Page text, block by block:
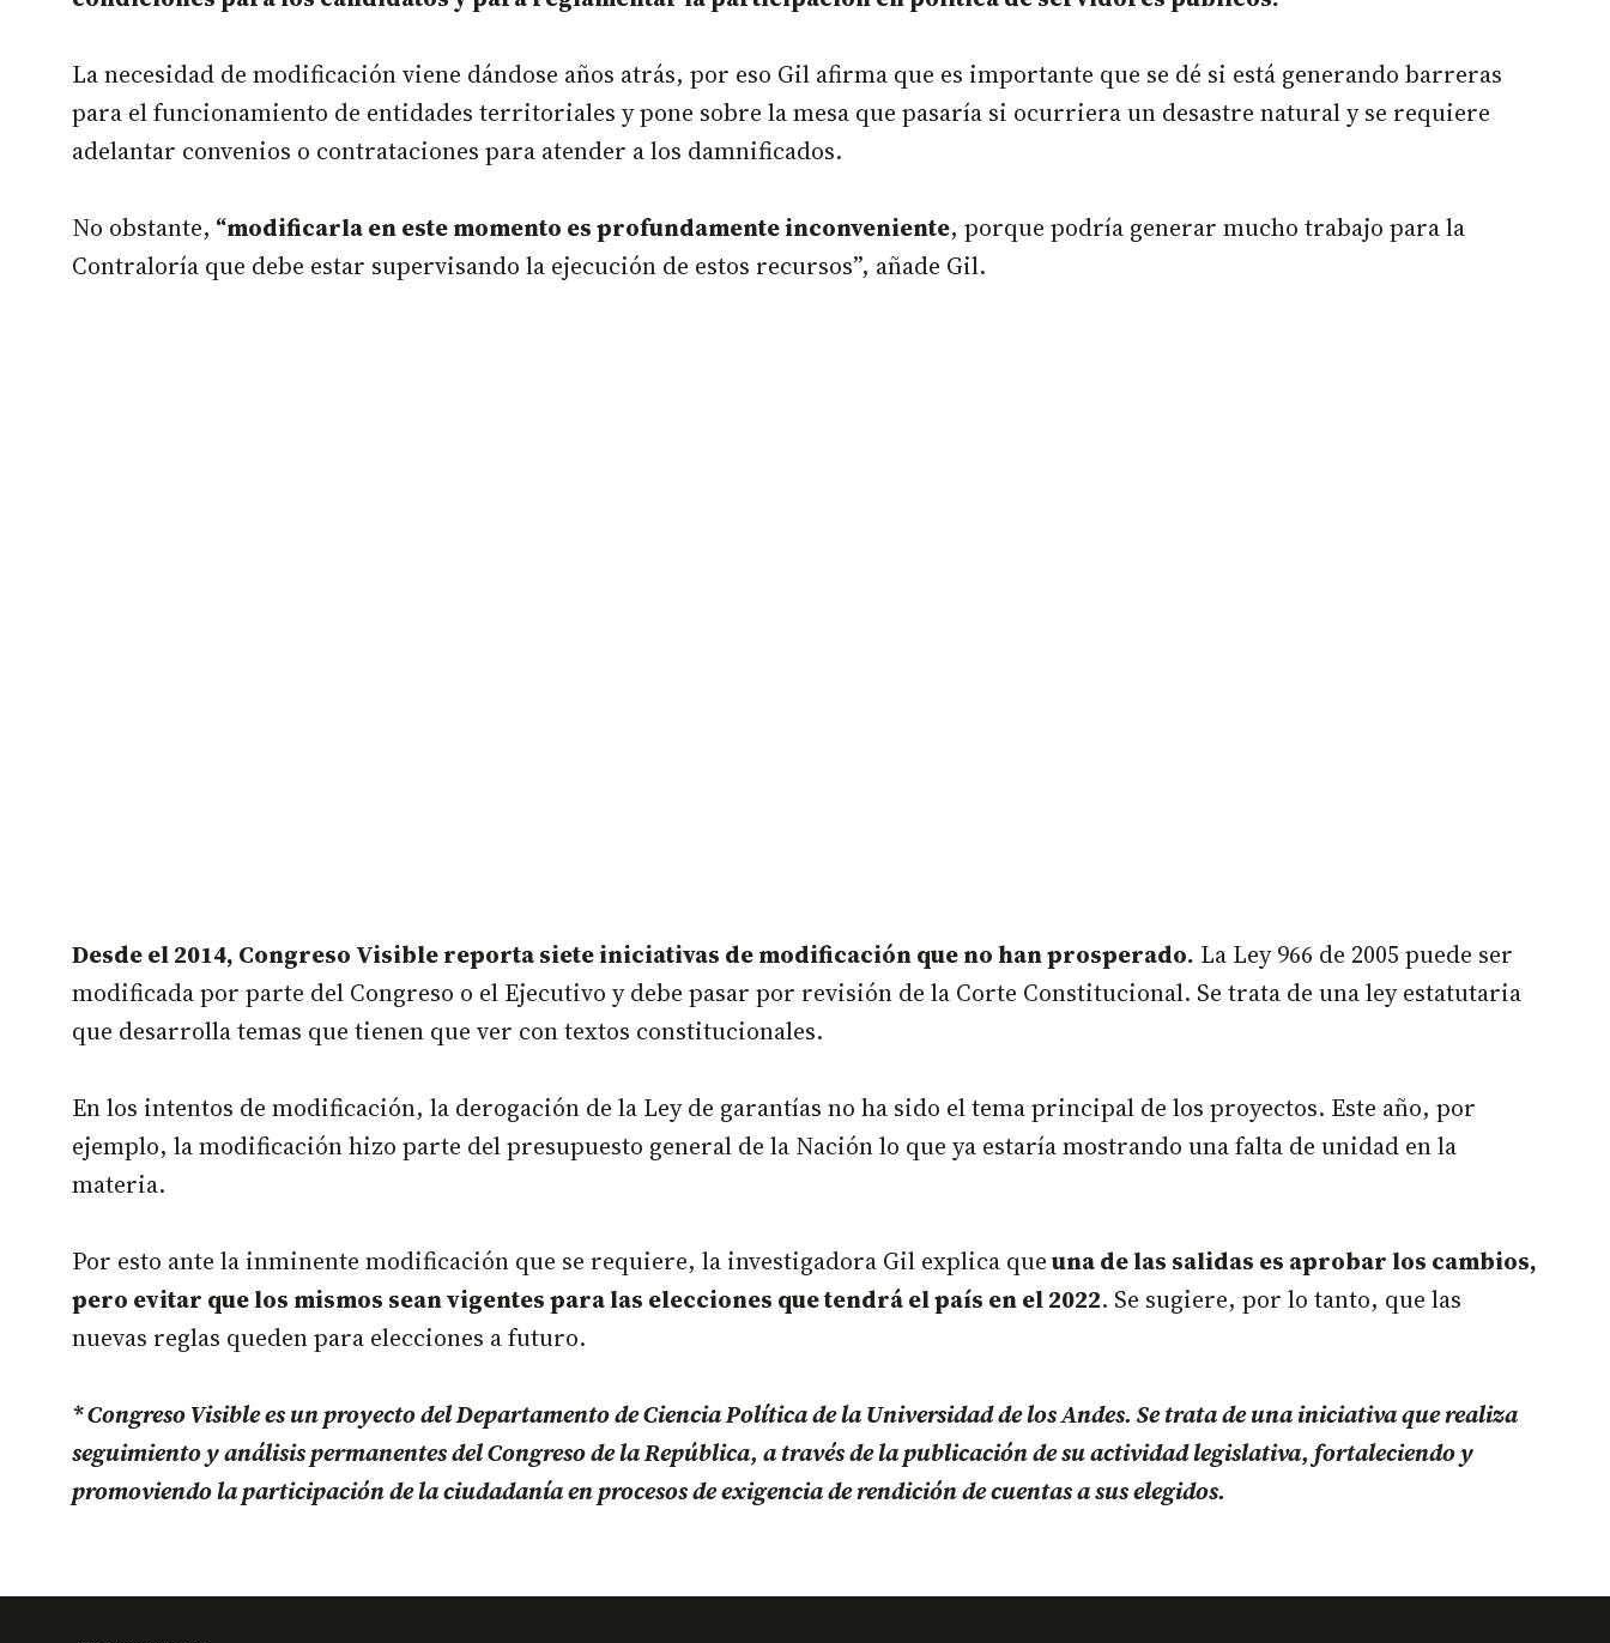
La necesidad de modificación viene dándose años atrás, por eso Gil afirma que es importante que se dé si está generando barreras
para el funcionamiento de entidades territoriales y pone sobre la mesa que pasaría si ocurriera un desastre natural y se requiere
adelantar convenios o contrataciones para atender a los damnificados.
No obstante, “modificarla en este momento es profundamente inconveniente, porque podría generar mucho trabajo para la
Contraloría que debe estar supervisando la ejecución de estos recursos”, añade Gil.
Desde el 2014, Congreso Visible reporta siete iniciativas de modificación que no han prosperado. La Ley 966 de 2005 puede ser
modificada por parte del Congreso o el Ejecutivo y debe pasar por revisión de la Corte Constitucional. Se trata de una ley estatutaria
que desarrolla temas que tienen que ver con textos constitucionales.
En los intentos de modificación, la derogación de la Ley de garantías no ha sido el tema principal de los proyectos. Este año, por
ejemplo, la modificación hizo parte del presupuesto general de la Nación lo que ya estaría mostrando una falta de unidad en la
materia.
Por esto ante la inminente modificación que se requiere, la investigadora Gil explica queuna de las salidas es aprobar los cambios,
pero evitar que los mismos sean vigentes para las elecciones que tendrá el país en el 2022. Se sugiere, por lo tanto, que las
nuevas reglas queden para elecciones a futuro.
* Congreso Visible es un proyecto del Departamento de Ciencia Política de la Universidad de los Andes. Se trata de una iniciativa que realiza
seguimiento y análisis permanentes del Congreso de la República, a través de la publicación de su actividad legislativa, fortaleciendo y
promoviendo la participación de la ciudadanía en procesos de exigencia de rendición de cuentas a sus elegidos.